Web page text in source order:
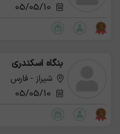
بنگاه اسکندری
شیراز - فارس